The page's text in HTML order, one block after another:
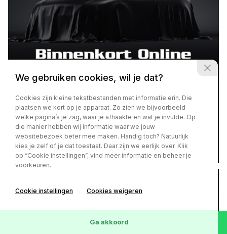
Peugeot 108
1.0 e-VTi Active
€ 6.450,- of € 112,- p/m
92.490 km Benzine 2016
We gebruiken cookies, wil je dat?
Cookies zijn kleine tekstbestanden met informatie erin. Die
plaatsen we kort op je apparaat. Zo zien we bijvoorbeeld
welke pagina’s je zag, waar je afhaakte en wat je invulde. Op
die manier hebben wij informatie waar we jouw
websitebezoek beter mee maken. Handig toch? Natuurlijk
kies je zelf of je dat toestaat. Daar zijn we eerlijk over. Klik
op “Cookie instellingen”, vind meer informatie en beheer je
voorkeuren.
Cookie instellingen Cookies weigeren
Ga akkoord